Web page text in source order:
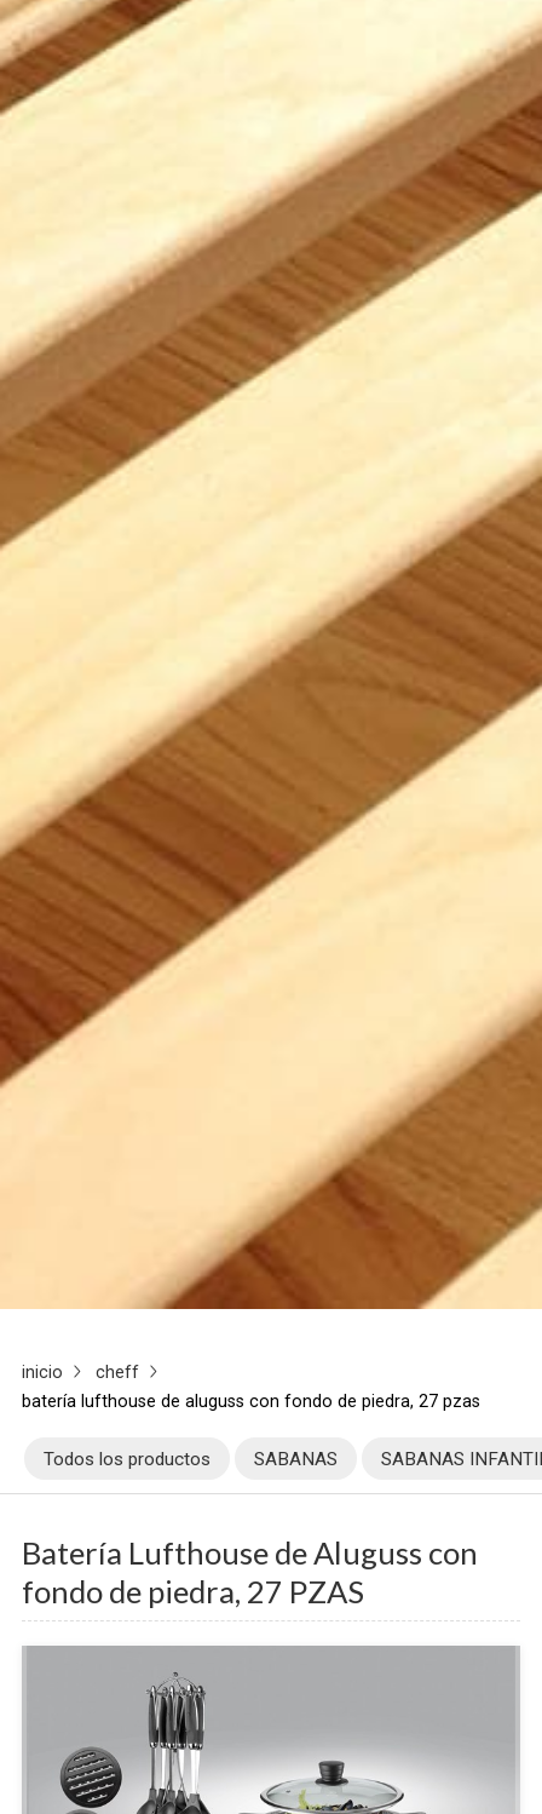
inicio
cheff
batería lufthouse de aluguss con fondo de piedra, 27 pzas
Todos los productos SABANAS SABANAS
Batería Lufthouse de Aluguss con
fondo de piedra, 27 PZAS